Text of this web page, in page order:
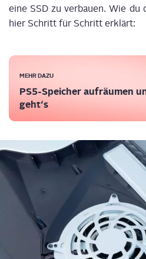
eine SSD zu ver­bau­en. Wie du
hier Schritt für Schritt erklärt:
MEHR DAZU
PS5-Spei­cher auf­räu­men
geht‘s